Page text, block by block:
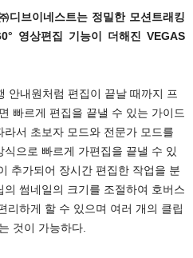
브이네스트는 정밀한 모션트래킹
영상편집 기능이 더해진 VEGAS
안내원처럼 편집이 끝날 때까지 프
빠르게 편집을 끝낼 수 있는 가이드
서 초보자 모드와 전문가 모드를
으로 빠르게 가편집을 끝낼 수 있
추가되어 장시간 편집한 작업을 분
썸네일의 크기를 조절하여 호버스
리하게 할 수 있으며 여러 개의 클립
것이 가능하다.